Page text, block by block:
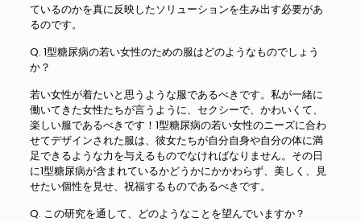
ているのかを真に反映したソリューションを生み出す必要があ
るのです。
Q. 1型糖尿病の若い女性のための服はどのようなものでしょう
か？
若い女性が着たいと思うような服であるべきです。私が一緒に
働いてきた女性たちが言うように、セクシーで、かわいくて、
楽しい服であるべきです！1型糖尿病の若い女性のニーズに合わ
せてデザインされた服は、彼女たちが自分自身や自分の体に満
足できるような力を与えるものでなければなりません。その日
に1型糖尿病が含まれているかどうかにかかわらず、美しく、見
せたい個性を見せ、祝福するものであるべきです。
Q. この研究を通して、どのようなことを望んでいますか？